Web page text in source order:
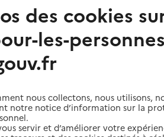
de l'annuaire
à domicile
du CCAS
ATLANTIQUES
des cookies
les-
nous collectons, nous utilisons,
notre notice d’information sur la
servir et d’améliorer votre